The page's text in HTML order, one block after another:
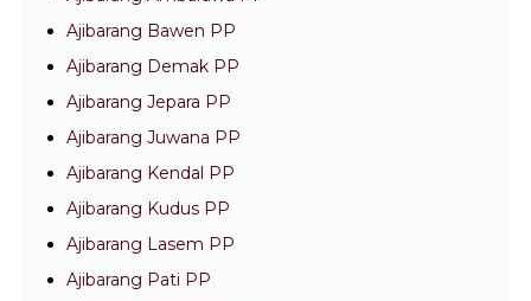
Ajibarang Bawen PP
Ajibarang Demak PP
Ajibarang Jepara PP
Ajibarang Juwana PP
Ajibarang Kendal PP
Ajibarang Kudus PP
Ajibarang Lasem PP
Ajibarang Pati PP